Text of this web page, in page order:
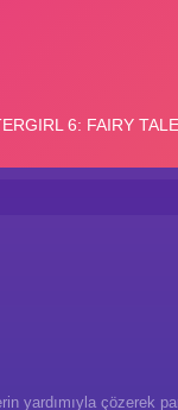
yardımıyla çözerek